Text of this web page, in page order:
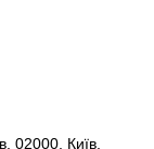
02000, Київ,